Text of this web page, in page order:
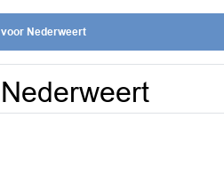
Nederweert